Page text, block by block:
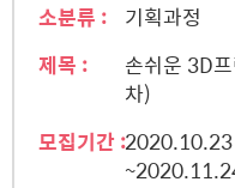
소분류 :
기획과정
제목 :
손쉬운 3D
차)
모집기간 :2020.10.23